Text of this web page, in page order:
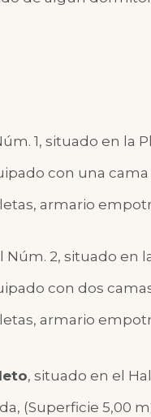
1, situado en la
con una
armario
Núm. 2, situado en
con dos
armario
, situado en el
(Superficie 5,00